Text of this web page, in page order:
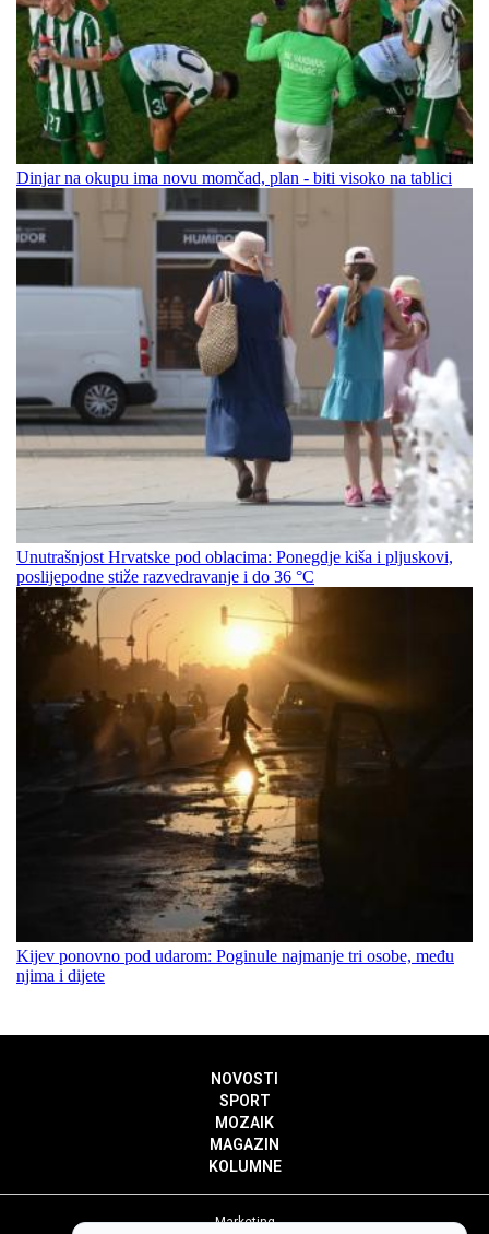
Dinjar na okupu ima novu momčad, plan - biti visoko na tablici
Unutrašnjost Hrvatske pod oblacima: Ponegdje kiša i pljuskovi,
poslijepodne stiže razvedravanje i do 36 °C
Kijev ponovno pod udarom: Poginule najmanje tri osobe, među
njima i dijete
NOVOSTI
SPORT
MOZAIK
MAGAZIN
KOLUMNE
Marketing